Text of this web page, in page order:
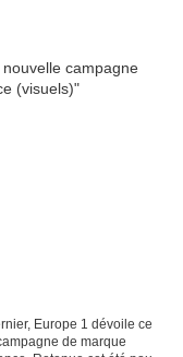
Europe 1 dévoile ce
de marque